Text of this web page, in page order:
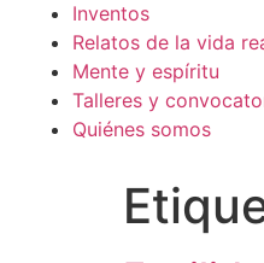
Inventos
Relatos de la vida
Mente y espíritu
Talleres y
Quiénes somos